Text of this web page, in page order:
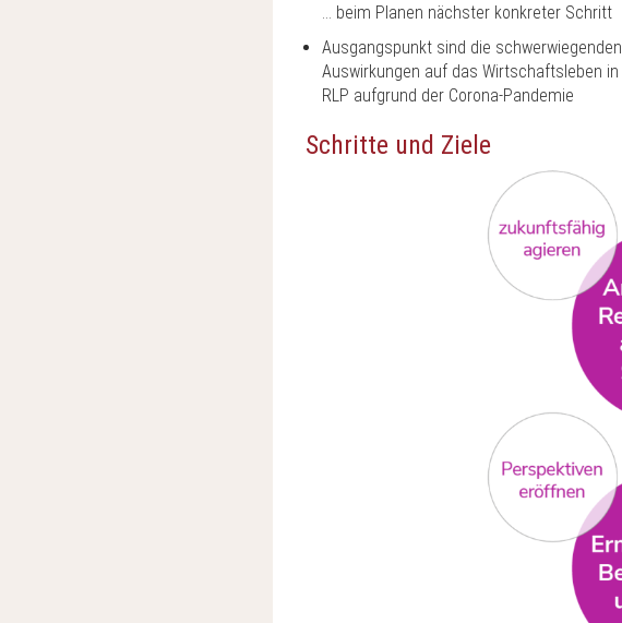
… beim Planen nächster konkreter Schritt
Ausgangspunkt sind die schwerwiegenden
Auswirkungen auf das Wirtschaftsleben in
RLP aufgrund der Corona-Pandemie
Schritte und Ziele